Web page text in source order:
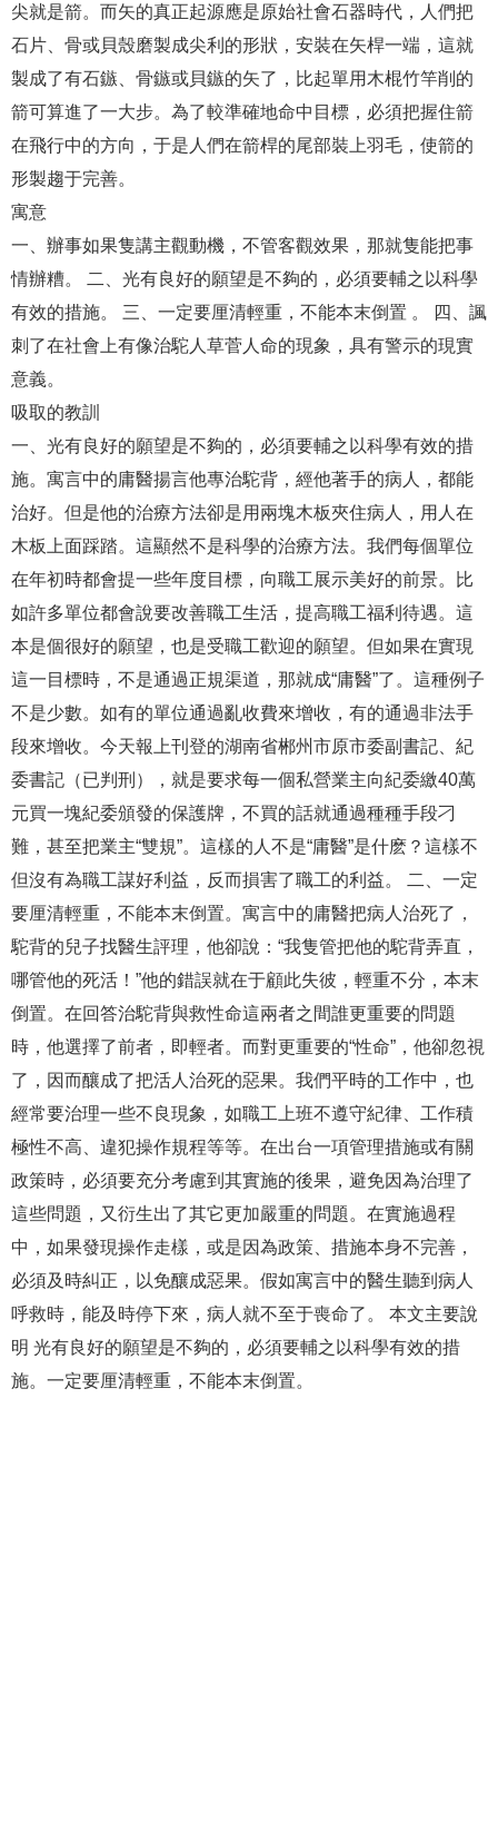
尖就是箭。而矢的真正起源應是原始社會石器時代，人們把
石片、骨或貝殼磨製成尖利的形狀，安裝在矢桿一端，這就
製成了有石鏃、骨鏃或貝鏃的矢了，比起單用木棍竹竿削的
箭可算進了一大步。為了較準確地命中目標，必須把握住箭
在飛行中的方向，于是人們在箭桿的尾部裝上羽毛，使箭的
形製趨于完善。
寓意
一、辦事如果隻講主觀動機，不管客觀效果，那就隻能把事
情辦糟。 二、光有良好的願望是不夠的，必須要輔之以科學
有效的措施。 三、一定要厘清輕重，不能本末倒置 。 四、諷
刺了在社會上有像治駝人草菅人命的現象，具有警示的現實
意義。
吸取的教訓
一、光有良好的願望是不夠的，必須要輔之以科學有效的措
施。寓言中的庸醫揚言他專治駝背，經他著手的病人，都能
治好。但是他的治療方法卻是用兩塊木板夾住病人，用人在
木板上面踩踏。這顯然不是科學的治療方法。我們每個單位
在年初時都會提一些年度目標，向職工展示美好的前景。比
如許多單位都會說要改善職工生活，提高職工福利待遇。這
本是個很好的願望，也是受職工歡迎的願望。但如果在實現
這一目標時，不是通過正規渠道，那就成“庸醫”了。這種例子
不是少數。如有的單位通過亂收費來增收，有的通過非法手
段來增收。今天報上刊登的湖南省郴州市原市委副書記、紀
委書記（已判刑），就是要求每一個私營業主向紀委繳40萬
元買一塊紀委頒發的保護牌，不買的話就通過種種手段刁
難，甚至把業主“雙規”。這樣的人不是“庸醫”是什麽？這樣不
但沒有為職工謀好利益，反而損害了職工的利益。 二、一定
要厘清輕重，不能本末倒置。寓言中的庸醫把病人治死了，
駝背的兒子找醫生評理，他卻說：“我隻管把他的駝背弄直，
哪管他的死活！”他的錯誤就在于顧此失彼，輕重不分，本末
倒置。在回答治駝背與救性命這兩者之間誰更重要的問題
時，他選擇了前者，即輕者。而對更重要的“性命”，他卻忽視
了，因而釀成了把活人治死的惡果。我們平時的工作中，也
經常要治理一些不良現象，如職工上班不遵守紀律、工作積
極性不高、違犯操作規程等等。在出台一項管理措施或有關
政策時，必須要充分考慮到其實施的後果，避免因為治理了
這些問題，又衍生出了其它更加嚴重的問題。在實施過程
中，如果發現操作走樣，或是因為政策、措施本身不完善，
必須及時糾正，以免釀成惡果。假如寓言中的醫生聽到病人
呼救時，能及時停下來，病人就不至于喪命了。 本文主要說
明 光有良好的願望是不夠的，必須要輔之以科學有效的措
施。一定要厘清輕重，不能本末倒置。